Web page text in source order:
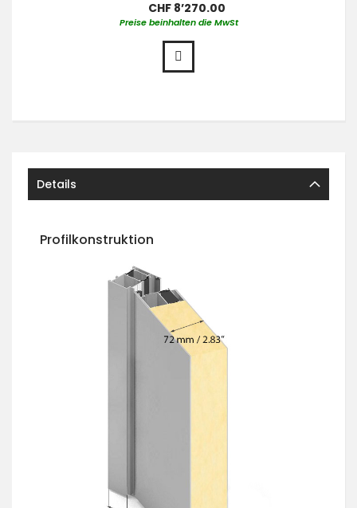
CHF 8’270.00
Preise beinhalten die MwSt
Details